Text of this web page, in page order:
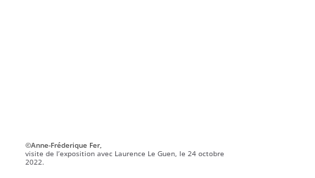
©Anne-Fréderique Fer,
visite de l’exposition avec Laurence Le Guen, le 24 octobre
2022.